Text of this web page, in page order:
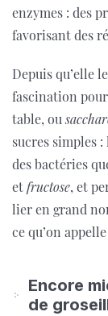
enzymes : des
favorisant des
Depuis qu’elle
fascination
table, ou
sucres simples :
des bactéries
etfructose, et
lier en grand
ce qu’on
Encore
de